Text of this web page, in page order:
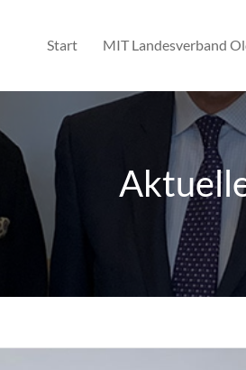
Start MIT Landesverband